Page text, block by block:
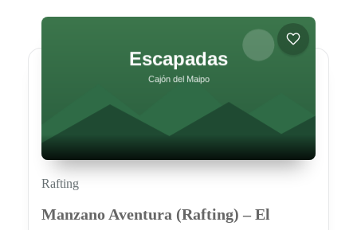
Rafting
Manzano Aventura (Rafting) – El